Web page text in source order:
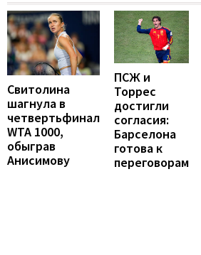
Свитолина
шагнула в
четвертьфинал
WTA 1000,
обыграв
Анисимову
ПСЖ и
Торрес
достигли
согласия:
Барселона
готова к
переговорам